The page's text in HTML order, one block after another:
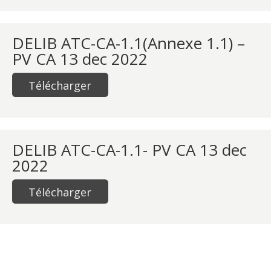
DELIB ATC-CA-1.1(Annexe 1.1) –
PV CA 13 dec 2022
Télécharger
DELIB ATC-CA-1.1- PV CA 13 dec
2022
Télécharger